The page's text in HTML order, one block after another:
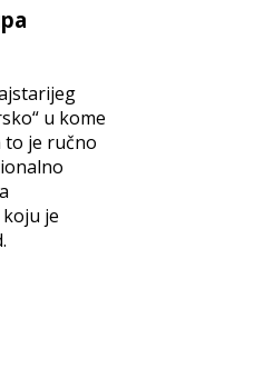
u kome
to je ručno
je